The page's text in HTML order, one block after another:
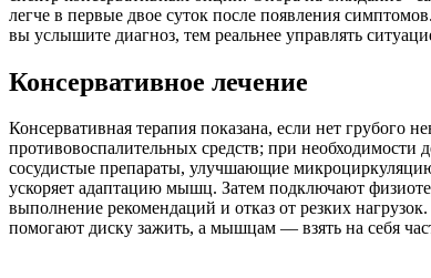
легче в первые двое суток после появления
вы услышите диагноз, тем реальнее управлять
Консервативное лечение
Консервативная терапия показана, если нет грубого
противовоспалительных средств; при
сосудистые препараты, улучшающие
ускоряет адаптацию мышц. Затем подключают
выполнение рекомендаций и отказ от резких
помогают диску зажить, а мышцам — взять на себя